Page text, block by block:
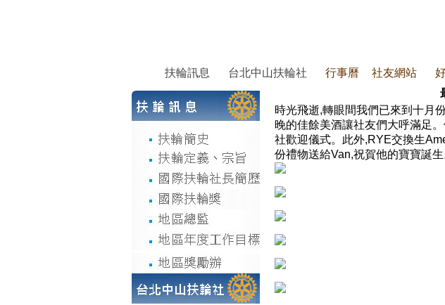
扶輪訊息 台北中山扶輪社 行事曆 社友網站
時光飛逝,轉眼間我們已來到十月
晚的佳餘美酒讓社友們大呼滿足
社歡迎儀式。此外,RYE交換生
份禮物送給Van,祝賀他的寶寶誕